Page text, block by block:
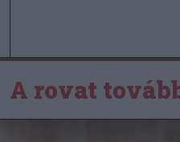
A rovat